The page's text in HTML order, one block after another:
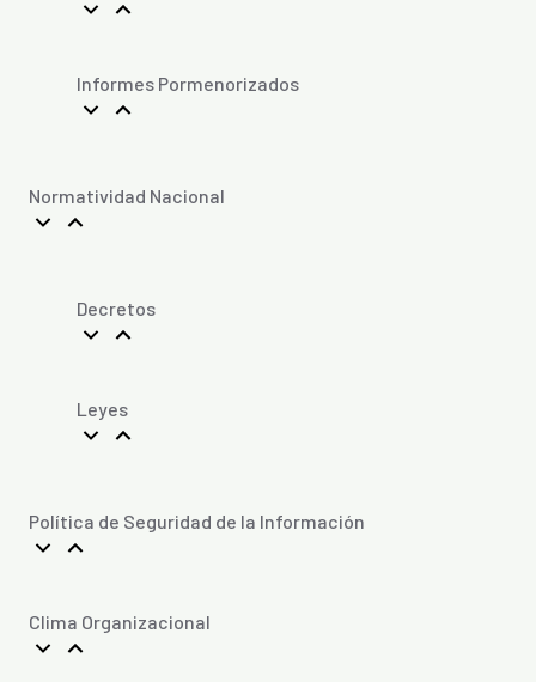
Informes Pormenorizados
Normatividad Nacional
Decretos
Leyes
Política de Seguridad de la Información
Clima Organizacional